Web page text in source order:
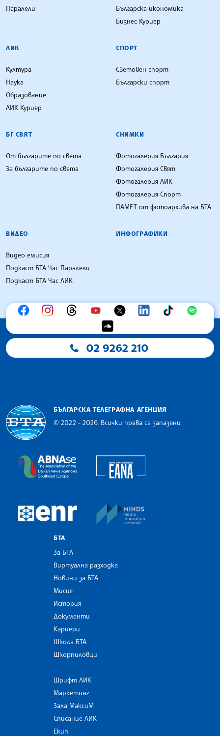
Паралели
Българска икономика
Бизнес Куриер
ЛИК
Култура
Наука
Образование
ЛИК Куриер
СПОРТ
Световен спорт
Български спорт
БГ СВЯТ
От българите по света
За българите по света
СНИМКИ
Фотогалерия България
Фотогалерия Свят
Фотогалерия ЛИК
Фотогалерия Спорт
ПАМЕТ от фотоархива на БТА
ВИДЕО
Видео емисия
Подкаст БТА Час Паралели
Подкаст БТА Час ЛИК
ИНФОГРАФИКИ
02 9262 210
БЪЛГАРСКА ТЕЛЕГРАФНА АГЕНЦИЯ
© 2022 - 2026, Всички права са запазени.
The Assocoation of the Balkan News Agencies
European Newsroom
БТА
За БТА
Виртуална разходка
Новини за БТА
Мисия
История
Документи
Кариери
Школа БТА
Шкорпиловци
Шрифт ЛИК
Маркетинг
Зала МаксиМ
Списание ЛИК
Екип